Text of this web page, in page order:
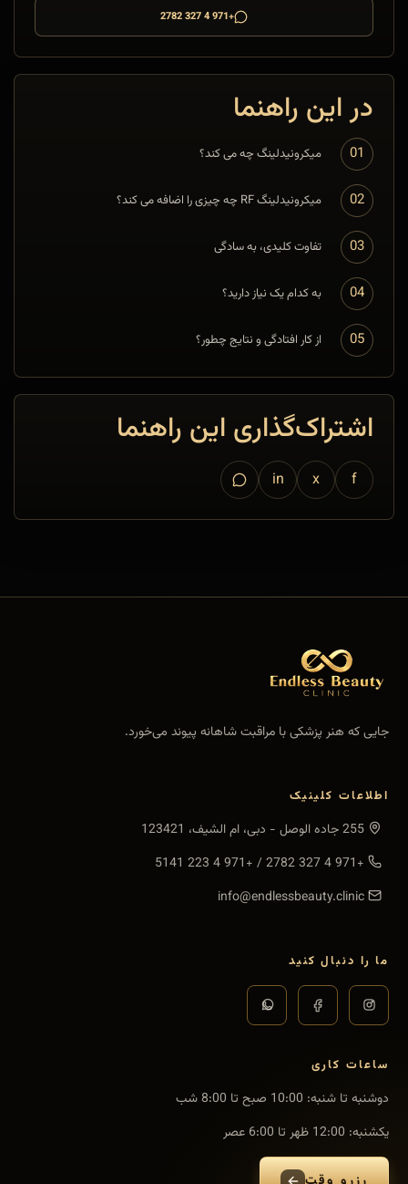
+971 4 327 2782
در این راهنما
01 میکرونیدلینگ چه می کند؟
02 میکرونیدلینگ RF چه چیزی را اضافه می کند؟
03 تفاوت کلیدی، به سادگی
04 به کدام یک نیاز دارید؟
05 از کار افتادگی و نتایج چطور؟
اشتراک‌گذاری این راهنما
f
x
in
جایی که هنر پزشکی با مراقبت شاهانه پیوند می‌خورد.
اطلاعات کلینیک
255 جاده الوصل - دبی، ام الشیف، 123421
+971 4 327 2782
/
+971 4 223 5141
info@endlessbeauty.clinic
ما را دنبال کنید
ساعات کاری
دوشنبه تا شنبه: 10:00 صبح تا 8:00 شب
یکشنبه: 12:00 ظهر تا 6:00 عصر